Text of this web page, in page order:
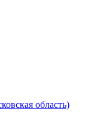
область)